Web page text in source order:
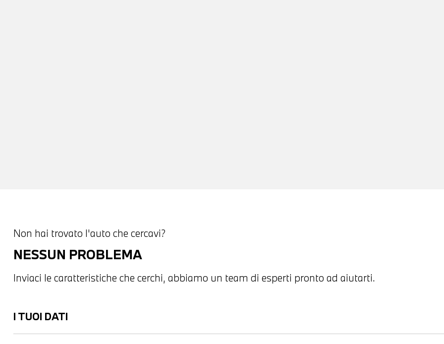
Non hai trovato l'auto che cercavi?
NESSUN PROBLEMA
Inviaci le caratteristiche che cerchi, abbiamo un team di esperti pronto ad aiutarti.
I TUOI DATI